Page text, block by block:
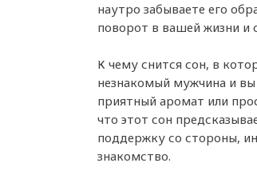
наутро забываете его
поворот в вашей жизни и
К чему снится сон, в
незнакомый мужчина и вы
приятный аромат или
что этот сон
поддержку со стороны,
знакомство.